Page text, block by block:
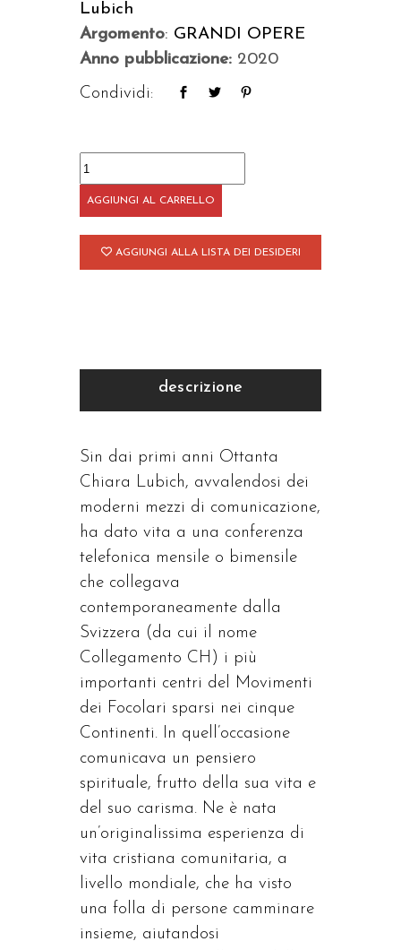
Lubich
Argomento: GRANDI OPERE
Anno pubblicazione: 2020
Condividi:
Conversazioni
quantità
AGGIUNGI AL CARRELLO
AGGIUNGI ALLA LISTA DEI DESIDERI
descrizione
Sin dai primi anni Ottanta
Chiara Lubich, avvalendosi dei
moderni mezzi di comunicazione,
ha dato vita a una conferenza
telefonica mensile o bimensile
che collegava
contemporaneamente dalla
Svizzera (da cui il nome
Collegamento CH) i più
importanti centri del Movimenti
dei Focolari sparsi nei cinque
Continenti. In quell’occasione
comunicava un pensiero
spirituale, frutto della sua vita e
del suo carisma. Ne è nata
un’originalissima esperienza di
vita cristiana comunitaria, a
livello mondiale, che ha visto
una folla di persone camminare
insieme, aiutandosi